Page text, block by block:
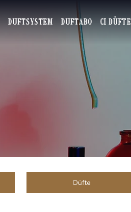
DUFTSYSTEM DUFTABO CI DÜFTE
Düfte